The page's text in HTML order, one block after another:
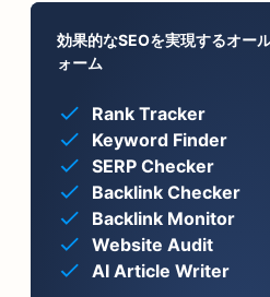
効果的なSEOを実現するオー
ォーム
Rank Tracker
Keyword Finder
SERP Checker
Backlink Checker
Backlink Monitor
Website Audit
AI Article Writer